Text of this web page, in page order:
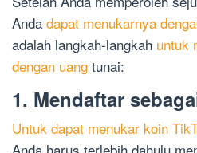
Anda dapat menukarnya
adalah langkah-langkah untuk
dengan uang tunai:
1. Mendaftar
Untuk dapat menukar koin